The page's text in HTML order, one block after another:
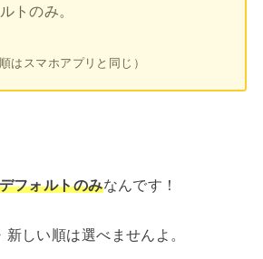
トのみ。
はスマホアプリと同じ）
フォルトのみなんです！
新しい順は選べませんよ。